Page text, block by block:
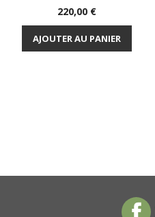
Prix
220,00 €
AJOUTER AU PANIER